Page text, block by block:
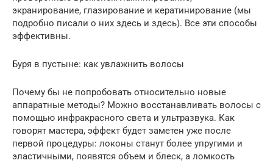
экранирование, глазирование и кератинирование (мы
подробно писали о них здесь и здесь). Все эти способы
эффективны.
Буря в пустыне: как увлажнить волосы
Почему бы не попробовать относительно новые
аппаратные методы? Можно восстанавливать волосы с
помощью инфракрасного света и ультразвука. Как
говорят мастера, эффект будет заметен уже после
первой процедуры: локоны станут более упругими и
эластичными, появятся объем и блеск, а ломкость